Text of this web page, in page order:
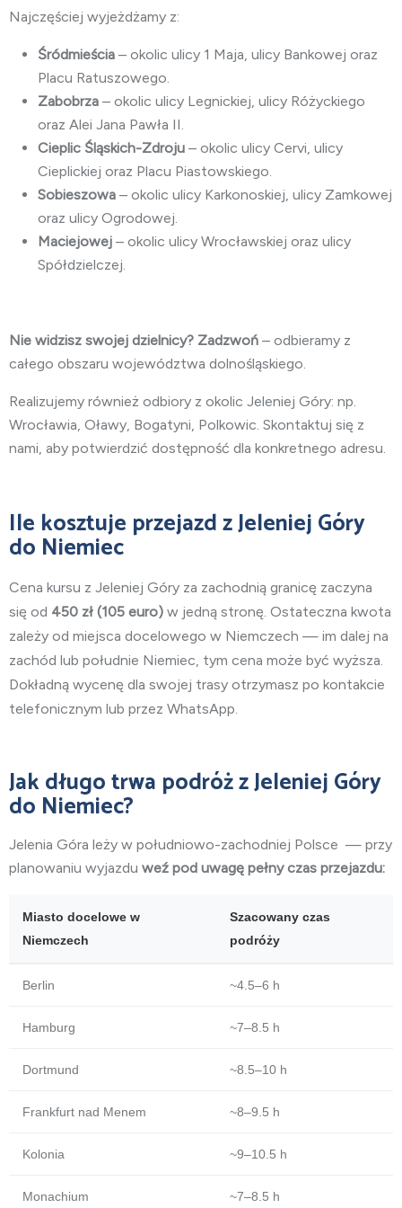
Najczęściej wyjeżdżamy z:
Śródmieścia – okolic ulicy 1 Maja, ulicy Bankowej oraz
Placu Ratuszowego.
Zabobrza – okolic ulicy Legnickiej, ulicy Różyckiego
oraz Alei Jana Pawła II.
Cieplic Śląskich-Zdroju – okolic ulicy Cervi, ulicy
Cieplickiej oraz Placu Piastowskiego.
Sobieszowa – okolic ulicy Karkonoskiej, ulicy Zamkowej
oraz ulicy Ogrodowej.
Maciejowej – okolic ulicy Wrocławskiej oraz ulicy
Spółdzielczej.
Nie widzisz swojej dzielnicy? Zadzwoń – odbieramy z
całego obszaru województwa dolnośląskiego.
Realizujemy również odbiory z okolic Jeleniej Góry: np.
Wrocławia, Oławy, Bogatyni, Polkowic. Skontaktuj się z
nami, aby potwierdzić dostępność dla konkretnego adresu.
Ile kosztuje przejazd z Jeleniej Góry
do Niemiec
Cena kursu z Jeleniej Góry za zachodnią granicę zaczyna
się od 450 zł (105 euro) w jedną stronę. Ostateczna kwota
zależy od miejsca docelowego w Niemczech — im dalej na
zachód lub południe Niemiec, tym cena może być wyższa.
Dokładną wycenę dla swojej trasy otrzymasz po kontakcie
telefonicznym lub przez WhatsApp.
Jak długo trwa podróż z Jeleniej Góry
do Niemiec?
Jelenia Góra leży w południowo-zachodniej Polsce — przy
planowaniu wyjazdu weź pod uwagę pełny czas przejazdu:
Miasto docelowe w
Niemczech
Szacowany czas
podróży
Berlin ~4.5–6 h
Hamburg ~7–8.5 h
Dortmund ~8.5–10 h
Frankfurt nad Menem ~8–9.5 h
Kolonia ~9–10.5 h
Monachium ~7–8.5 h